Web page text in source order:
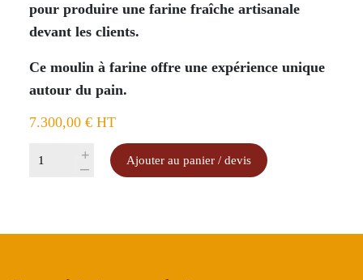
pour produire une farine fraîche artisanale
devant les clients.
Ce moulin à farine offre une expérience unique
autour du pain.
7.300,00 € HT
quantité
farine
+
-
Ajouter au panier / devis